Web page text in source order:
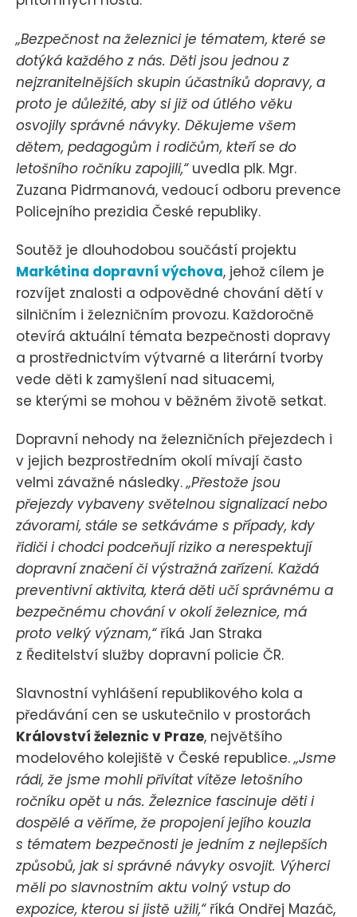
„Bezpečnost na železnici je tématem, které se
dotýká každého z nás. Děti jsou jednou z
nejzranitelnějších skupin účastníků dopravy, a
proto je důležité, aby si již od útlého věku
osvojily správné návyky. Děkujeme všem
dětem, pedagogům i rodičům, kteří se do
letošního ročníku zapojili,“ uvedla plk. Mgr.
Zuzana Pidrmanová, vedoucí odboru prevence
Policejního prezidia České republiky.
Soutěž je dlouhodobou součástí projektu
Markétina dopravní výchova, jehož cílem je
rozvíjet znalosti a odpovědné chování dětí v
silničním i železničním provozu. Každoročně
otevírá aktuální témata bezpečnosti dopravy
a prostřednictvím výtvarné a literární tvorby
vede děti k zamyšlení nad situacemi,
se kterými se mohou v běžném životě setkat.
Dopravní nehody na železničních přejezdech i
v jejich bezprostředním okolí mívají často
velmi závažné následky.„Přestože jsou
přejezdy vybaveny světelnou signalizací nebo
závorami, stále se setkáváme s případy, kdy
řidiči i chodci podceňují riziko a nerespektují
dopravní značení či výstražná zařízení. Každá
preventivní aktivita, která děti učí správnému a
bezpečnému chování v okolí železnice, má
proto velký význam,“říká Jan Straka
z Ředitelství služby dopravní policie ČR.
Slavnostní vyhlášení republikového kola a
předávání cen se uskutečnilo v prostorách
Království železnic v Praze, největšího
modelového kolejiště v České republice.„Jsme
rádi, že jsme mohli přivítat vítěze letošního
ročníku opět u nás. Železnice fascinuje děti i
dospělé a věříme, že propojení jejího kouzla
s tématem bezpečnosti je jedním z nejlepších
způsobů, jak si správné návyky osvojit. Výherci
měli po slavnostním aktu volný vstup do
expozice, kterou si jistě užili,“říká Ondřej Mazáč,